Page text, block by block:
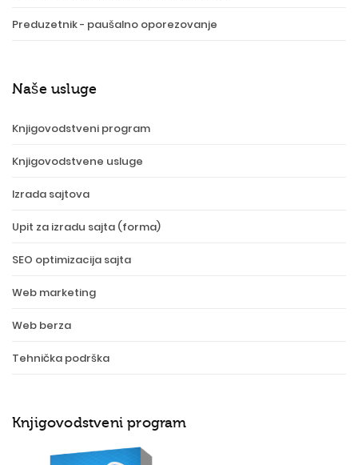
Preduzetnik - paušalno oporezovanje
Naše usluge
Knjigovodstveni program
Knjigovodstvene usluge
Izrada sajtova
Upit za izradu sajta (forma)
SEO optimizacija sajta
Web marketing
Web berza
Tehnička podrška
Knjigovodstveni program